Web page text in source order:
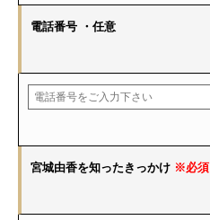
電話番号 ・任意
宮城由香を知ったきっかけ ※必須